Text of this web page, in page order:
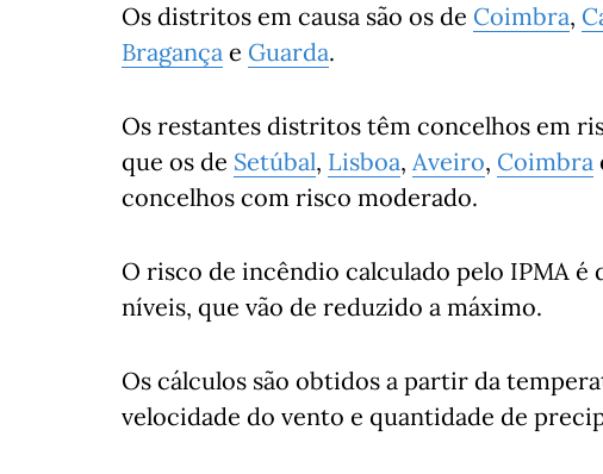
Os distritos em causa são os de Coimbra,
Bragança e Guarda.
Os restantes distritos têm concelhos em
que os de Setúbal, Lisboa, Aveiro, Coimbra
concelhos com risco moderado.
O risco de incêndio calculado pelo IPMA
níveis, que vão de reduzido a máximo.
Os cálculos são obtidos a partir da
velocidade do vento e quantidade de